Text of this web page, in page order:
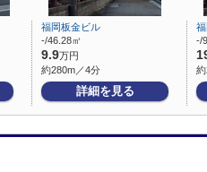
福岡板金ビル
-/46.28㎡
9.9万円
約280m／4分
詳細を見る
-/